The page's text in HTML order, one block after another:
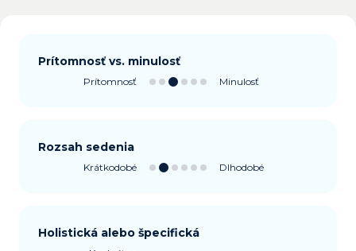
Prítomnosť vs. minulosť
Prítomnosť Minulosť
Rozsah sedenia
Krátkodobé Dlhodobé
Holistická alebo špecifická